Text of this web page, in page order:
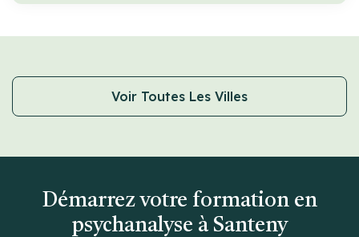
Voir Toutes Les Villes
Démarrez votre formation en
psychanalyse à Santeny